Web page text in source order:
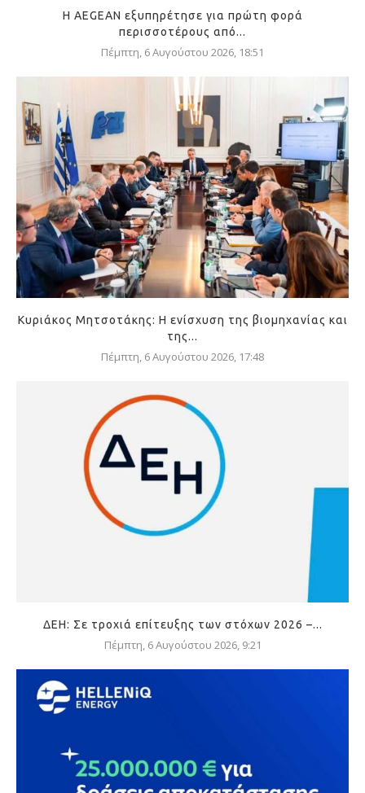
Η AEGEAN εξυπηρέτησε για πρώτη φορά
περισσοτέρους από...
Πέμπτη, 6 Αυγούστου 2026, 18:51
Κυριάκος Μητσοτάκης: Η ενίσχυση της βιομηχανίας και
της...
Πέμπτη, 6 Αυγούστου 2026, 17:48
ΔΕΗ: Σε τροχιά επίτευξης των στόχων 2026 –...
Πέμπτη, 6 Αυγούστου 2026, 9:21